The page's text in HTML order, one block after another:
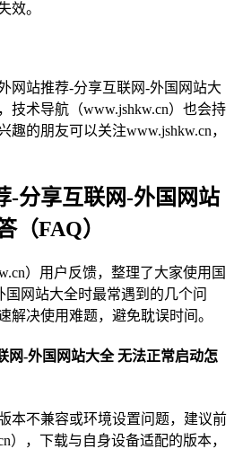
效。
网站推荐-分享互联网-外国网站大
技术导航（www.jshkw.cn）也会持
的朋友可以关注www.jshkw.cn，
-分享互联网-外国网站
（FAQ）
）用户反馈，整理了大家使用国
网站大全时最常遇到的几个问
解决使用难题，避免耽误时间。
网-外国网站大全 无法正常启动怎
本不兼容或环境设置问题，建议前
），下载与自身设备适配的版本，